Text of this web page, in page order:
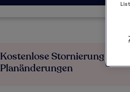
Kostenlose Stornierung bei
Planänderungen